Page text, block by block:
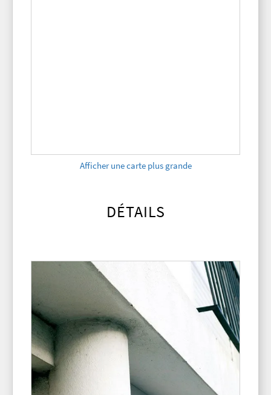
Afficher une carte plus grande
DÉTAILS